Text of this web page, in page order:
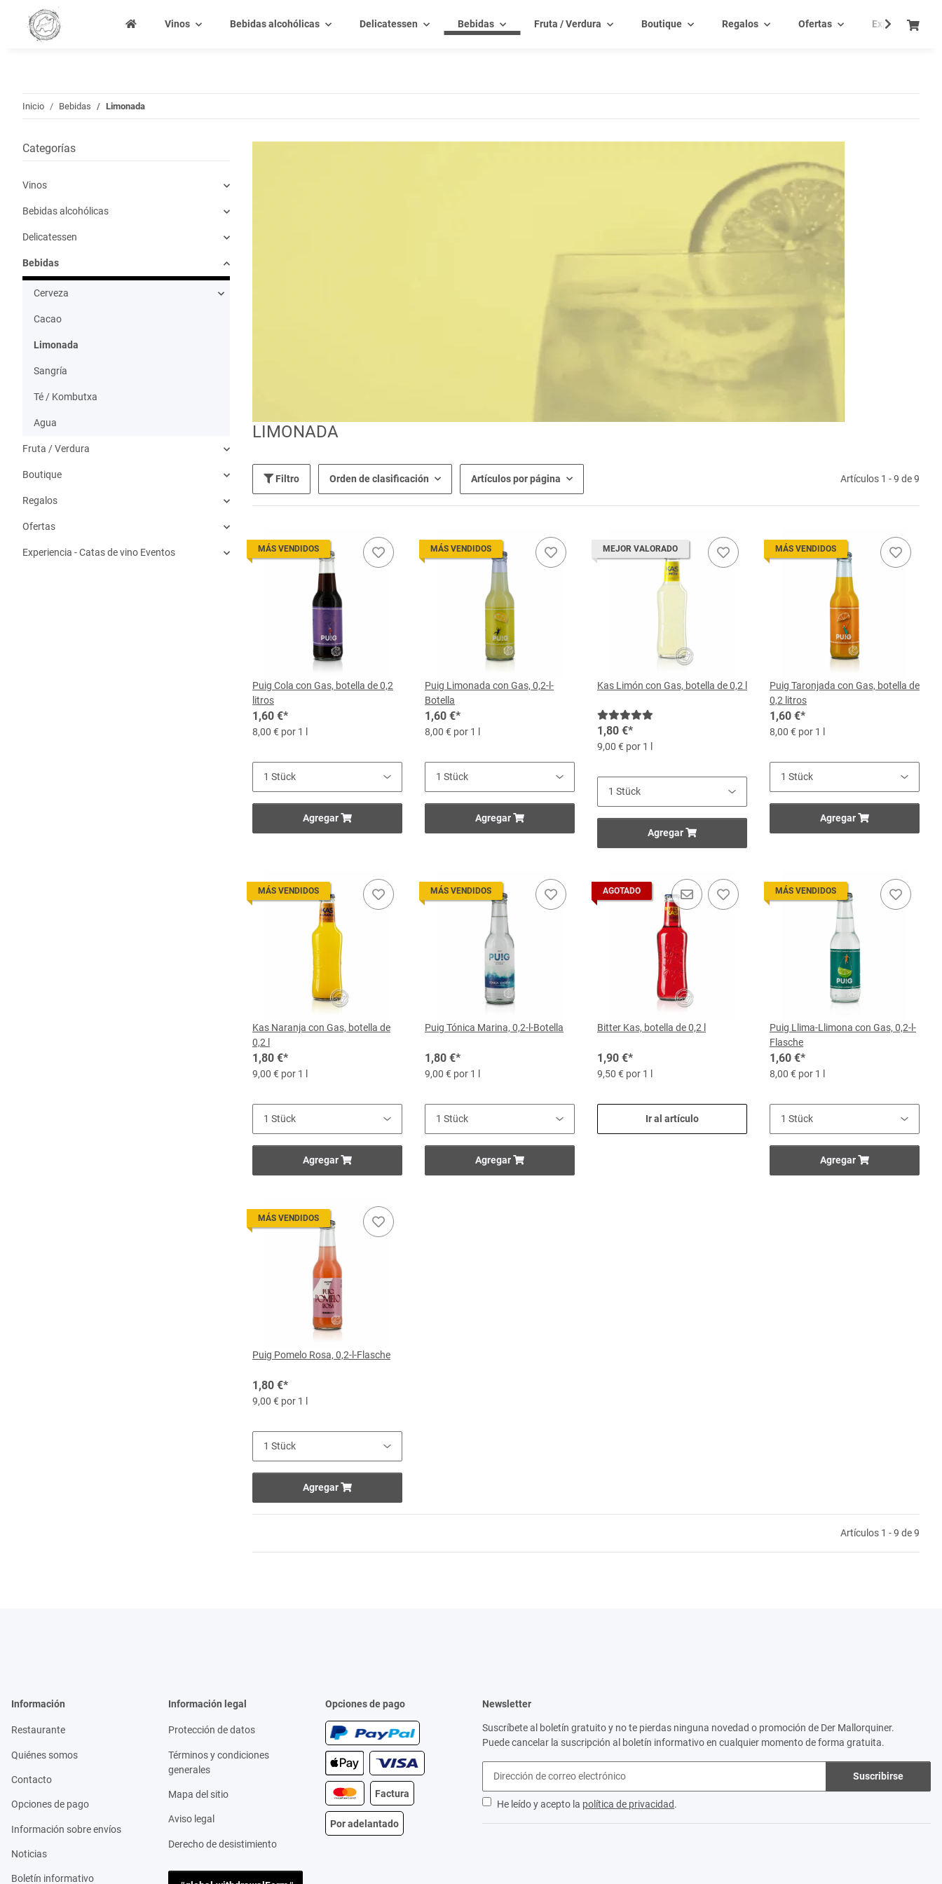
Vinos Bebidas alcohólicas Delicatessen Bebidas Fruta / Verdura Boutique Regalos Ofertas Experiencia -
Inicio Bebidas Limonada
LIMONADA
Filtro Orden de clasificación Artículos por página Artículos 1 - 9 de 9
MÁS VENDIDOS
Puig Cola con Gas, botella de 0,2
litros
1,60 €*
8,00 € por 1 l
Agregar
MÁS VENDIDOS
Puig Limonada con Gas, 0,2-l-
Botella
1,60 €*
8,00 € por 1 l
Agregar
MEJOR VALORADO
Kas Limón con Gas, botella de 0,2 l
1,80 €*
9,00 € por 1 l
Agregar
MÁS VENDIDOS
Puig Taronjada con Gas, botella de
0,2 litros
1,60 €*
8,00 € por 1 l
Agregar
MÁS VENDIDOS
Kas Naranja con Gas, botella de
0,2 l
1,80 €*
9,00 € por 1 l
Agregar
MÁS VENDIDOS
Puig Tónica Marina, 0,2-l-Botella
1,80 €*
9,00 € por 1 l
Agregar
AGOTADO
Bitter Kas, botella de 0,2 l
1,90 €*
9,50 € por 1 l
Ir al artículo
MÁS VENDIDOS
Puig Llima-Llimona con Gas, 0,2-l-
Flasche
1,60 €*
8,00 € por 1 l
Agregar
MÁS VENDIDOS
Puig Pomelo Rosa, 0,2-l-Flasche
1,80 €*
9,00 € por 1 l
Agregar
Artículos 1 - 9 de 9
Categorías
Vinos
Bebidas alcohólicas
Delicatessen
Bebidas
Cerveza
Cacao
Limonada
Sangría
Té / Kombutxa
Agua
Fruta / Verdura
Boutique
Regalos
Ofertas
Experiencia - Catas de vino Eventos
Información
Restaurante
Quiénes somos
Contacto
Opciones de pago
Información sobre envíos
Noticias
Boletín informativo
Información legal
Protección de datos
Términos y condiciones
generales
Mapa del sitio
Aviso legal
Derecho de desistimiento
Opciones de pago
Factura
Por adelantado
Newsletter
Suscríbete al boletín gratuito y no te pierdas ninguna novedad o promoción de Der Mallorquiner.
Puede cancelar la suscripción al boletín informativo en cualquier momento de forma gratuita.
Suscribirse
He leído y acepto la política de privacidad.